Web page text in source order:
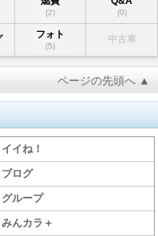
(2) (0)
フォト
(5)
中古車
ページの先頭へ ▲
イイね！
ブログ
グループ
みんカラ＋